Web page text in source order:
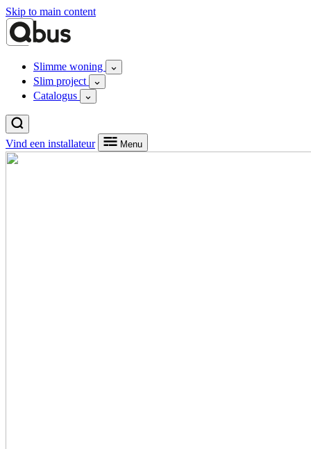
Skip to main content
Slimme woning
Slim project
Catalogus
Vind een installateur Menu